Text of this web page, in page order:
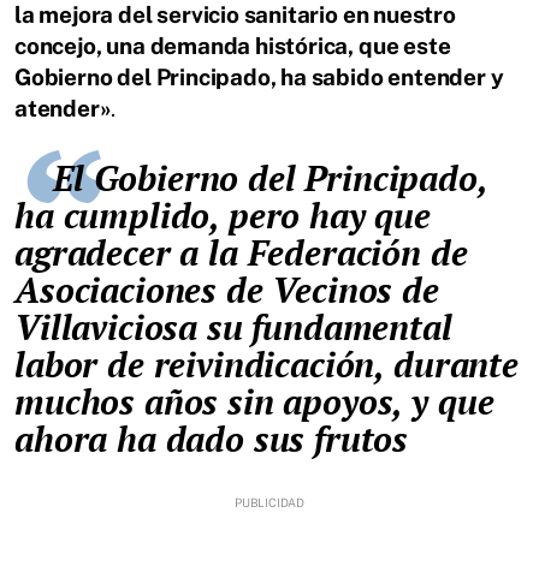
la mejora del servicio sanitario en nuestro
concejo, una demanda histórica, que este
Gobierno del Principado, ha sabido entender y
atender».
El Gobierno del Principado,
ha cumplido, pero hay que
agradecer a la Federación de
Asociaciones de Vecinos de
Villaviciosa su fundamental
labor de reivindicación, durante
muchos años sin apoyos, y que
ahora ha dado sus frutos